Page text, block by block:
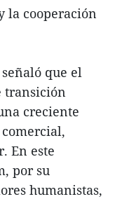
la cooperación
que el
transición
creciente
En este
por su
humanistas,